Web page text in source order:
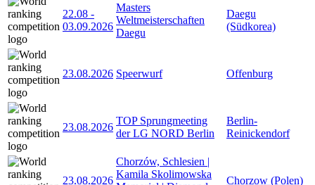
22.08 -
03.09.2026
Masters
Weltmeisterschaften
Daegu
Daegu
(Südkorea)
23.08.2026 Speerwurf Offenburg
23.08.2026
TOP Sprungmeeting
der LG NORD Berlin
Berlin-
Reinickendorf
23.08.2026
Chorzów, Schlesien |
Kamila Skolimowska
Chorzow (Polen)